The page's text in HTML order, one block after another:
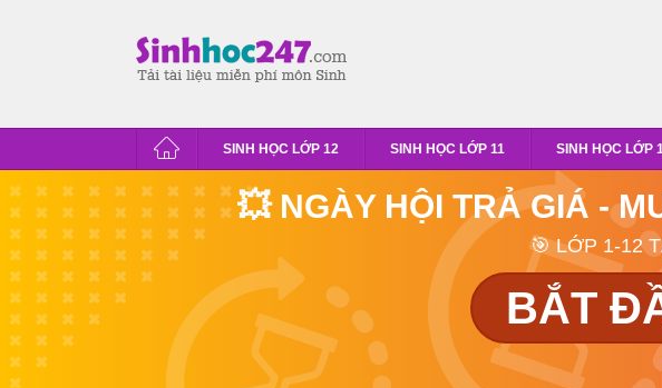
SINH HỌC LỚP 12 SINH HỌC LỚP 11 SINH HỌC LỚP
💥 NGÀY HỘI TRẢ GIÁ -
🎯 LỚP 1-12
BẮT